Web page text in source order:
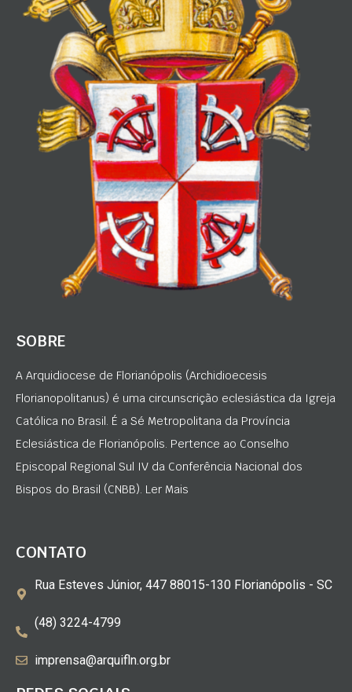
SOBRE
A Arquidiocese de Florianópolis (Archidioecesis
Florianopolitanus) é uma circunscrição eclesiástica da Igreja
Católica no Brasil. É a Sé Metropolitana da Província
Eclesiástica de Florianópolis. Pertence ao Conselho
Episcopal Regional Sul IV da Conferência Nacional dos
Bispos do Brasil (CNBB). Ler Mais
CONTATO
Rua Esteves Júnior, 447 88015-130 Florianópolis - SC
(48) 3224-4799
imprensa@arquifln.org.br